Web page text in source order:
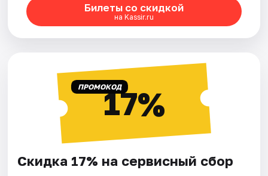
Билеты со скидкой
на Kassir.ru
ПРОМОКОД17%
Скидка 17% на сервисный сбор